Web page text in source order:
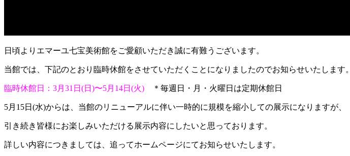
日頃よりエマーユ七宝美術館をご愛顧いただき誠に有難うございます。
当館では、下記のとおり臨時休館をさせていただくことになりましたのでお知らせいたします。
臨時休館日：3月31日(日)〜5月14日(火) ＊毎週日・月・火曜日は定期休館日
5月15日(水)からは、当館のリニューアルに伴い一時的に規模を縮小しての展示になりますが、
引き続き皆様にお楽しみいただける展示内容にしたいと思っております。
詳しい内容につきましては、追ってホームページにてお知らせいたします。